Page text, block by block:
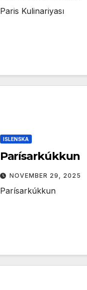
Paris Kulinariyası
ISLENSKA
Parísarkúkkun
NOVEMBER 29, 2025
Parísarkúkkun